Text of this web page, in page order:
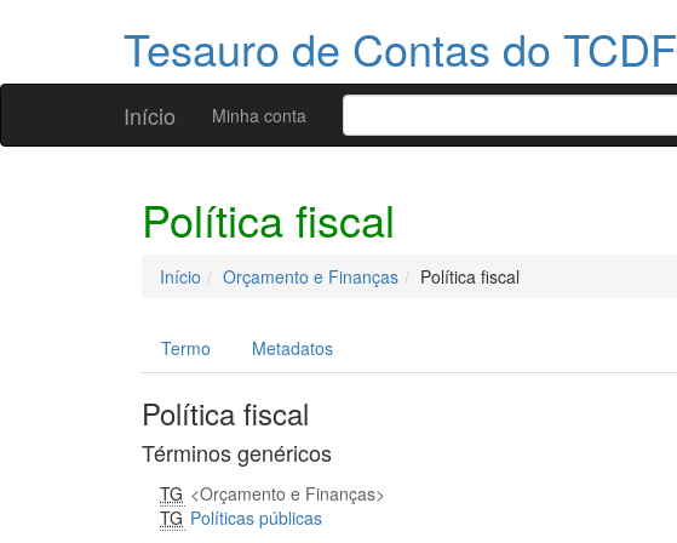
Tesauro de Contas do TCDF
Início Minha conta
Política fiscal
Início Orçamento e Finanças Política fiscal
Termo Metadatos
Política fiscal
Términos genéricos
TG
Orçamento e Finanças
TG Políticas públicas